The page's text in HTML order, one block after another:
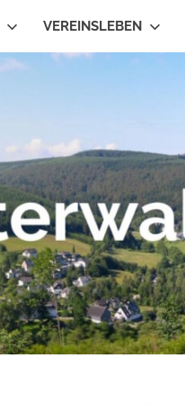
VEREINSLEBEN